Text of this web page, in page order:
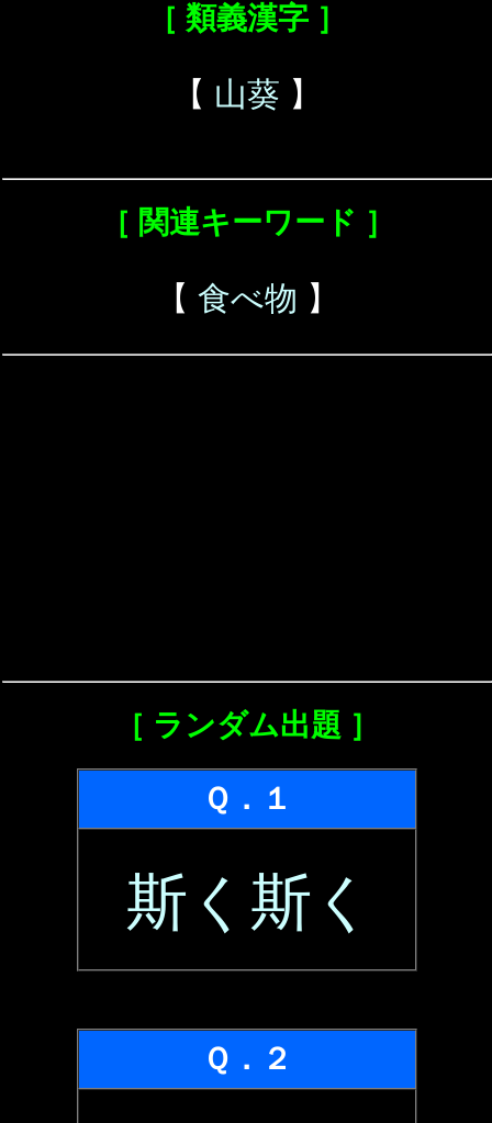
［ 類義漢字 ］
【 山葵 】
［ 関連キーワード ］
【 食べ物 】
［ ランダム出題 ］
Ｑ．１
斯く斯く
Ｑ．２